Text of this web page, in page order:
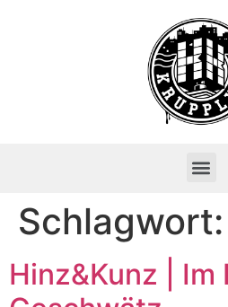
Schlagwort:
Hinz&Kunz | Im